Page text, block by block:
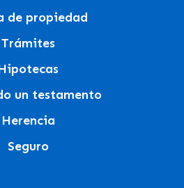
de propiedad
Trámites
un testamento
Herencia
Seguro